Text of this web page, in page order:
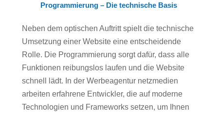
Programmierung – Die technische Basis
Neben dem optischen Auftritt spielt die technische
Umsetzung einer Website eine entscheidende
Rolle. Die Programmierung sorgt dafür, dass alle
Funktionen reibungslos laufen und die Website
schnell lädt. In der Werbeagentur netzmedien
arbeiten erfahrene Entwickler, die auf moderne
Technologien und Frameworks setzen, um Ihnen